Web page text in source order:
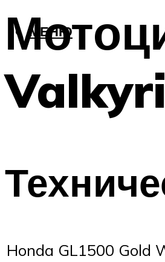
МЕНЮ
Honda GL1500 Gold